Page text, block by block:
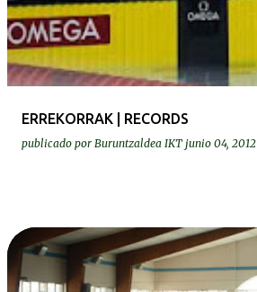
ERREKORRAK | RECORDS
publicado por Buruntzaldea IKT junio 04, 2012